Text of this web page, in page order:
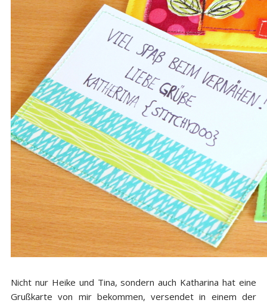
Nicht nur Heike und Tina, sondern auch Katharina hat eine
Grußkarte von mir bekommen, versendet in einem der